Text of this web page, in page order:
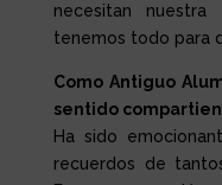
necesitan
tenemos todo para
Como Antiguo
sentido
Ha sido
recuerdos de